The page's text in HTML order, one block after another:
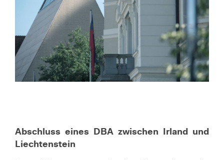
Abschluss eines DBA zwischen Irland und
Liechtenstein